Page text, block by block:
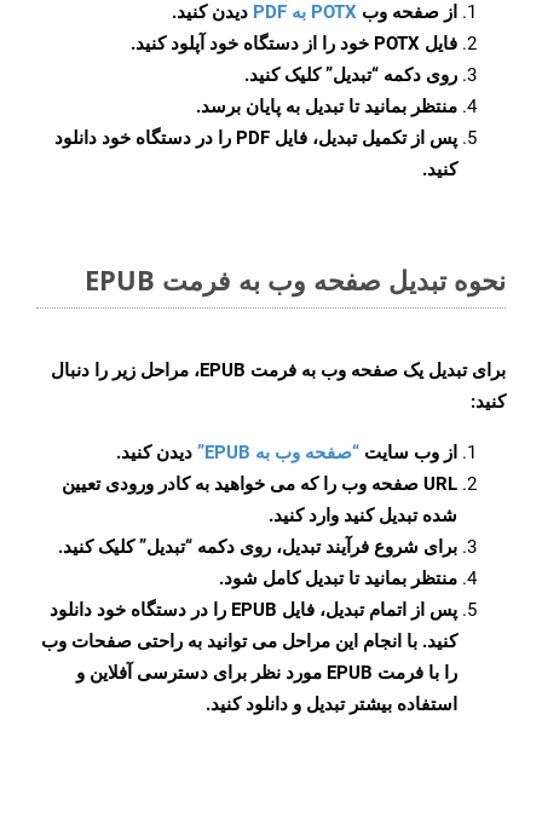
از صفحه وب POTX به PDF
دیدن کنید.
فایل POTX خود را از دستگاه خود آپلود کنید.
روی دکمه “تبدیل”کلیک کنید.
منتظر بمانید تا تبدیل به پایان برسد.
پس از تکمیل تبدیل، فایل PDF را در دستگاه خود دانلود
کنید.
نحوه تبدیل صفحه وب به فرمت EPUB
برای تبدیل یک صفحه وب به فرمت EPUB، مراحل زیر را دنبال
کنید:
از وب سایت “صفحه وب به EPUB”
دیدن کنید.
URL صفحه وب را که می خواهید به کادر ورودی تعیین
شده تبدیل کنید وارد کنید.
برای شروع فرآیند تبدیل، روی دکمه “تبدیل” کلیک کنید.
منتظر بمانید تا تبدیل کامل شود.
پس از اتمام تبدیل، فایل EPUB را در دستگاه خود دانلود
کنید. با انجام این مراحل می توانید به راحتی صفحات وب
را با فرمت EPUB مورد نظر برای دسترسی آفلاین و
استفاده بیشتر تبدیل و دانلود کنید.